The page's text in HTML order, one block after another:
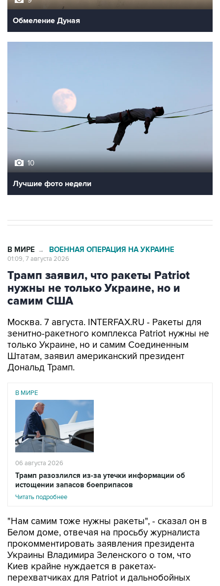
Обмеление Дуная
10
Лучшие фото недели
В МИРЕ → ВОЕННАЯ ОПЕРАЦИЯ НА УКРАИНЕ
01:09, 7 августа 2026
Трамп заявил, что ракеты Patriot
нужны не только Украине, но и
самим США
Москва. 7 августа. INTERFAX.RU - Ракеты для
зенитно-ракетного комплекса Patriot нужны не
только Украине, но и самим Соединенным
Штатам, заявил американский президент
Дональд Трамп.
В МИРЕ
06 августа 2026
Трамп разозлился из-за утечки информации об
истощении запасов боеприпасов
Читать подробнее
"Нам самим тоже нужны ракеты", - сказал он в
Белом доме, отвечая на просьбу журналиста
прокомментировать заявления президента
Украины Владимира Зеленского о том, что
Киев крайне нуждается в ракетах-
перехватчиках для Patriot и дальнобойных